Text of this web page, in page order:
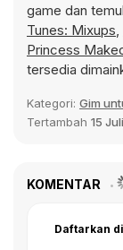
game dan
Tunes: Mixups,
Princess
tersedia
Kategori: Gim
Tertambah 15
KOMENTAR
Daftarkan